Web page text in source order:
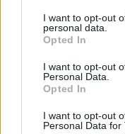
not limited to your
grant or deny consent
use your data for
consent section.
I want to opt-out
personal data.
Opted In
I want to opt-out
Personal Data.
Opted In
I want to opt-out
Personal Data for